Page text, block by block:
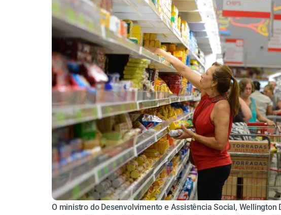
O ministro do Desenvolvimento e Assistência Social,